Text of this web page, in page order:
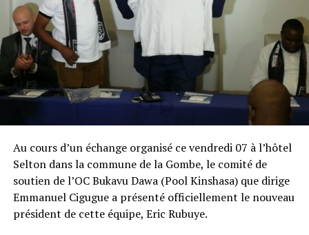
Au cours d’un échange organisé ce vendredi 07 à l’hôtel
Selton dans la commune de la Gombe, le comité de
soutien de l’OC Bukavu Dawa (Pool Kinshasa) que dirige
Emmanuel Cigugue a présenté officiellement le nouveau
président de cette équipe, Eric Rubuye.